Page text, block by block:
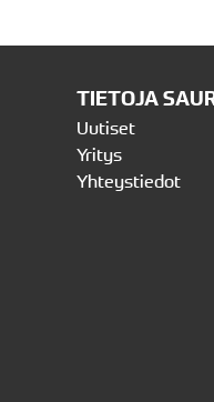
TIETOJA
Uutiset
Yritys
Yhteystiedot